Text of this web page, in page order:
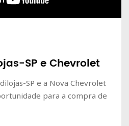
SP e Chevrolet
SP e a Nova Chevrolet
para a compra de